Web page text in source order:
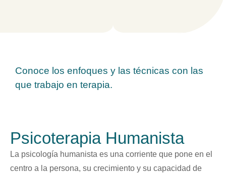
Conoce los enfoques y las técnicas con las
que trabajo en terapia.
Psicoterapia Humanista
La psicología humanista es una corriente que pone en el
centro a la persona, su crecimiento y su capacidad de